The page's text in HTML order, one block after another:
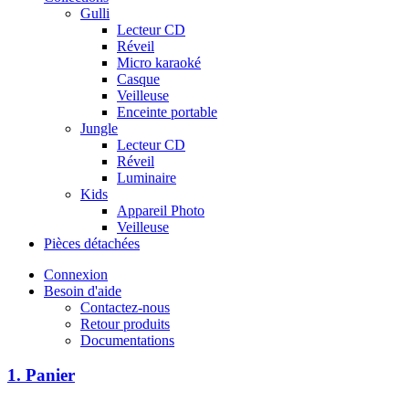
Gulli
Lecteur CD
Réveil
Micro karaoké
Casque
Veilleuse
Enceinte portable
Jungle
Lecteur CD
Réveil
Luminaire
Kids
Appareil Photo
Veilleuse
Pièces détachées
Connexion
Besoin d'aide
Contactez-nous
Retour produits
Documentations
1. Panier